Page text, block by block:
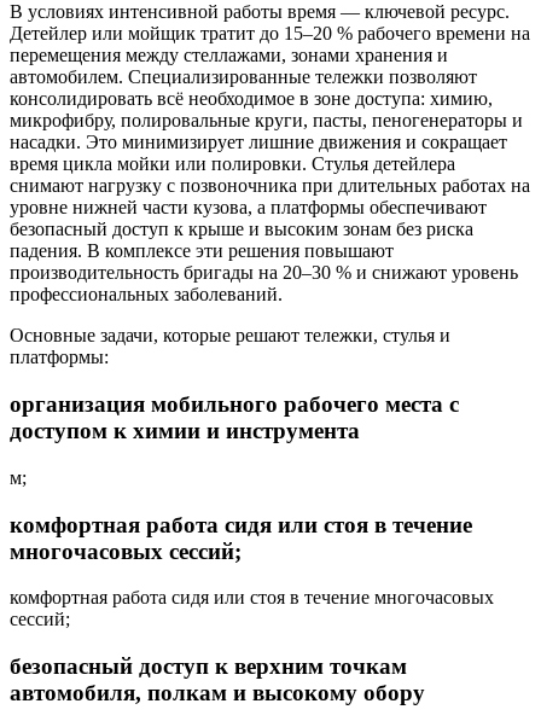
В условиях интенсивной работы время — ключевой ресурс.
Детейлер или мойщик тратит до 15–20 % рабочего времени на
перемещения между стеллажами, зонами хранения и
автомобилем. Специализированные тележки позволяют
консолидировать всё необходимое в зоне доступа: химию,
микрофибру, полировальные круги, пасты, пеногенераторы и
насадки. Это минимизирует лишние движения и сокращает
время цикла мойки или полировки. Стулья детейлера
снимают нагрузку с позвоночника при длительных работах на
уровне нижней части кузова, а платформы обеспечивают
безопасный доступ к крыше и высоким зонам без риска
падения. В комплексе эти решения повышают
производительность бригады на 20–30 % и снижают уровень
профессиональных заболеваний.
Основные задачи, которые решают тележки, стулья и
платформы:
организация мобильного рабочего места с
доступом к химии и инструмента
м;
комфортная работа сидя или стоя в течение
многочасовых сессий;
комфортная работа сидя или стоя в течение многочасовых
сессий;
безопасный доступ к верхним точкам
автомобиля, полкам и высокому обору